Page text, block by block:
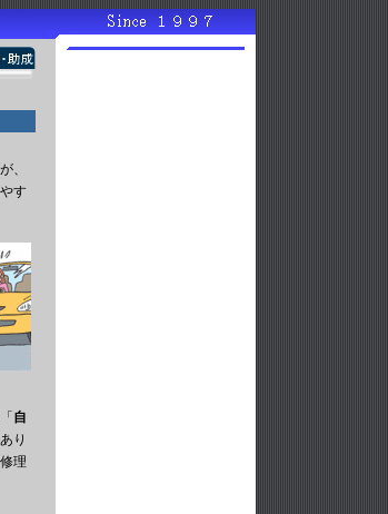
、
す
自
り
理